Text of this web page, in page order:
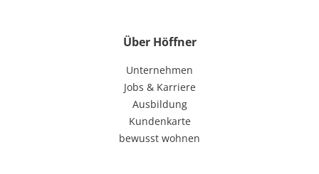
Über Höffner
Unternehmen
Jobs & Karriere
Ausbildung
Kundenkarte
bewusst wohnen